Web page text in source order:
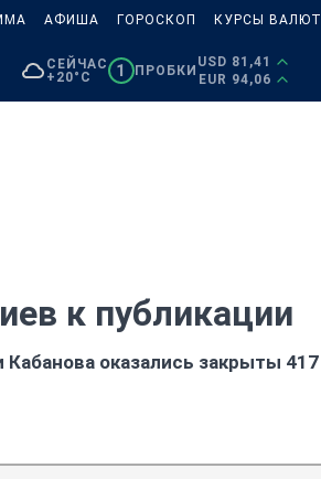
АФИША ГОРОСКОП КУРСЫ ВАЛЮТ
СЕЙЧАС
+20°C
1 ПРОБКИ
USD 81,41
EUR 94,06
к публикации
оказались закрыты 417